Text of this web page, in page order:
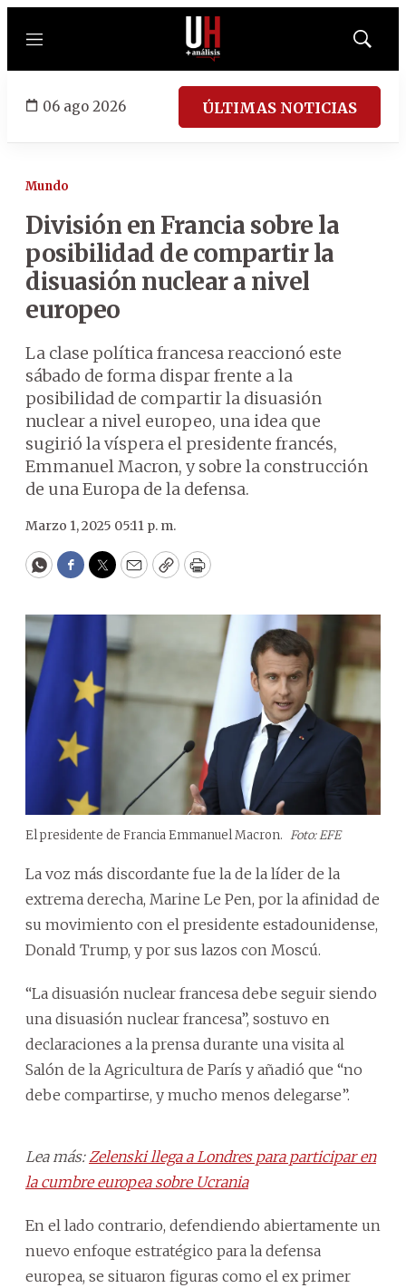
Menú
Mostrar
06 ago 2026 ÚLTIMAS NOTICIAS
Mundo
División en Francia sobre la
posibilidad de compartir la
disuasión nuclear a nivel
europeo
La clase política francesa reaccionó este
sábado de forma dispar frente a la
posibilidad de compartir la disuasión
nuclear a nivel europeo, una idea que
sugirió la víspera el presidente francés,
Emmanuel Macron, y sobre la construcción
de una Europa de la defensa.
Marzo 1, 2025 05:11 p. m.
WhatsApp
Facebook
Twitter
EmailCopyPrint
El presidente de Francia Emmanuel Macron. Foto: EFE
La voz más discordante fue la de la líder de la
extrema derecha, Marine Le Pen, por la afinidad de
su movimiento con el presidente estadounidense,
Donald Trump, y por sus lazos con Moscú.
“La disuasión nuclear francesa debe seguir siendo
una disuasión nuclear francesa”, sostuvo en
declaraciones a la prensa durante una visita al
Salón de la Agricultura de París y añadió que “no
debe compartirse, y mucho menos delegarse”.
Lea más: Zelenski llega a Londres para participar en
la cumbre europea sobre Ucrania
En el lado contrario, defendiendo abiertamente un
nuevo enfoque estratégico para la defensa
europea, se situaron figuras como el ex primer